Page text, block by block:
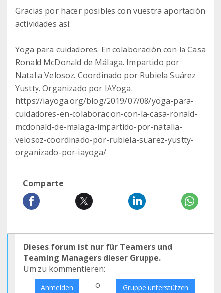
Gracias por hacer posibles con vuestra aportación
actividades así:
Yoga para cuidadores. En colaboración con la Casa
Ronald McDonald de Málaga. Impartido por
Natalia Velosoz. Coordinado por Rubiela Suárez
Yustty. Organizado por IAYoga.
https://iayoga.org/blog/2019/07/08/yoga-para-
cuidadores-en-colaboracion-con-la-casa-ronald-
mcdonald-de-malaga-impartido-por-natalia-
velosoz-coordinado-por-rubiela-suarez-yustty-
organizado-por-iayoga/
Comparte
Dieses forum ist nur für Teamers und
Teaming Managers dieser Gruppe.
Um zu kommentieren:
Anmelden o Gruppe unterstützen